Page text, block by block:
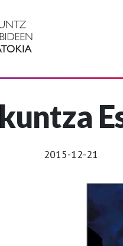
2015-12-21